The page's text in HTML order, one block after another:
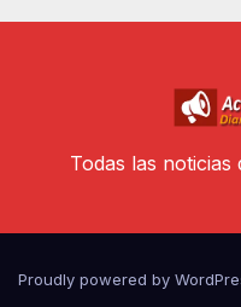
Todas las
Proudly powered by